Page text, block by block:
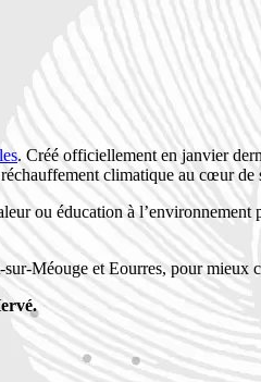
. Créé officiellement en janvier
climatique au cœur de
ou éducation à
Méouge et Eourres, pour